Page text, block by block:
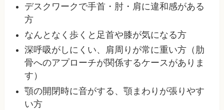
デスクワークで手首・肘・肩に違和感がある
方
なんとなく歩くと足首や膝が気になる方
深呼吸がしにくい、肩周りが常に重い方（肋
骨へのアプローチが関係するケースがありま
す）
顎の開閉時に音がする、顎まわりが張りやす
い方